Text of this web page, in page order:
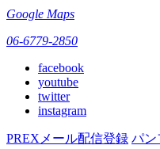
Google Maps
06-6779-2850
facebook
youtube
twitter
instagram
PREXメール配信登録 パン